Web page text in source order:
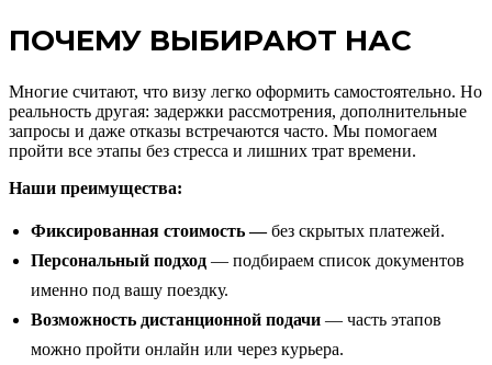
ПОЧЕМУ ВЫБИРАЮТ НАС
Многие считают, что визу легко оформить самостоятельно. Но
реальность другая: задержки рассмотрения, дополнительные
запросы и даже отказы встречаются часто. Мы помогаем
пройти все этапы без стресса и лишних трат времени.
Наши преимущества:
Фиксированная стоимость —без скрытых платежей.
Персональный подход — подбираем список документов
именно под вашу поездку.
Возможность дистанционной подачи — часть этапов
можно пройти онлайн или через курьера.